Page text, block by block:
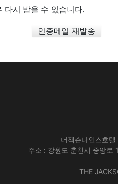
다시 받을 수 있습니다.
더잭슨나인스호
주소 : 강원도 춘천시 중앙
THE